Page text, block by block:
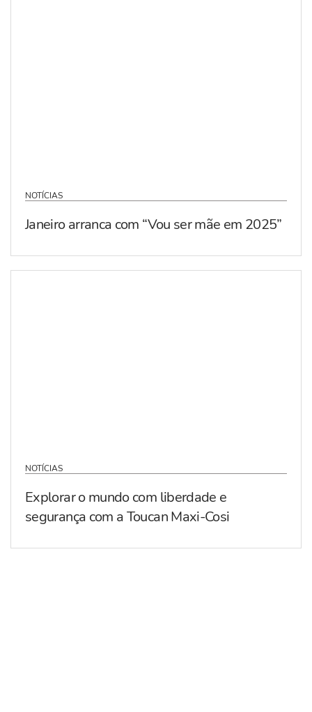
NOTÍCIAS
Janeiro arranca com “Vou ser mãe em 2025”
NOTÍCIAS
Explorar o mundo com liberdade e
segurança com a Toucan Maxi-Cosi